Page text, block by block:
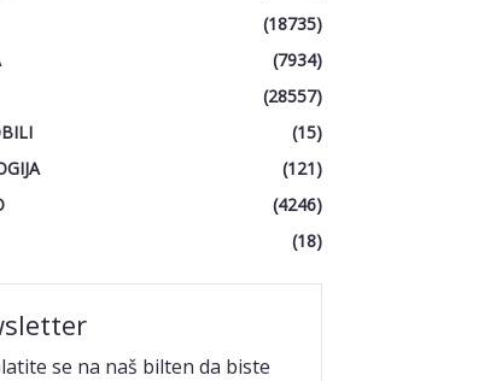
(18735)
(7934)
(28557)
(15)
(121)
(4246)
(18)
se na naš bilten da biste